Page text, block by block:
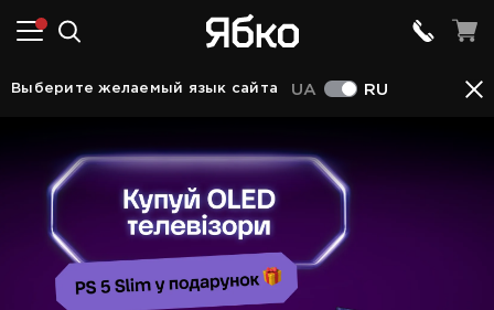
Выберите желаемый язык сайта UA RU
Акционные предложения Покупай OLED телевизор